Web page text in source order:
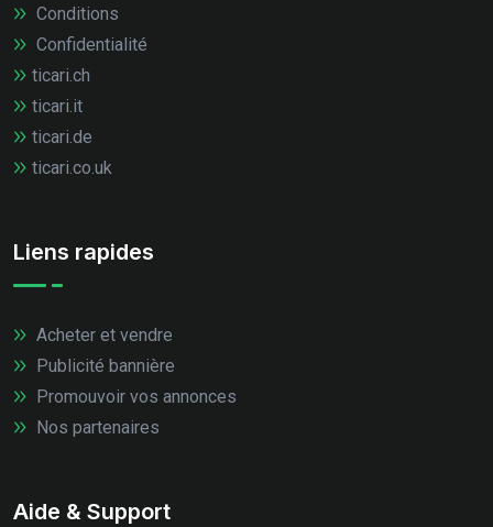
Conditions
Confidentialité
ticari.ch
ticari.it
ticari.de
ticari.co.uk
Liens rapides
Acheter et vendre
Publicité bannière
Promouvoir vos annonces
Nos partenaires
Aide & Support